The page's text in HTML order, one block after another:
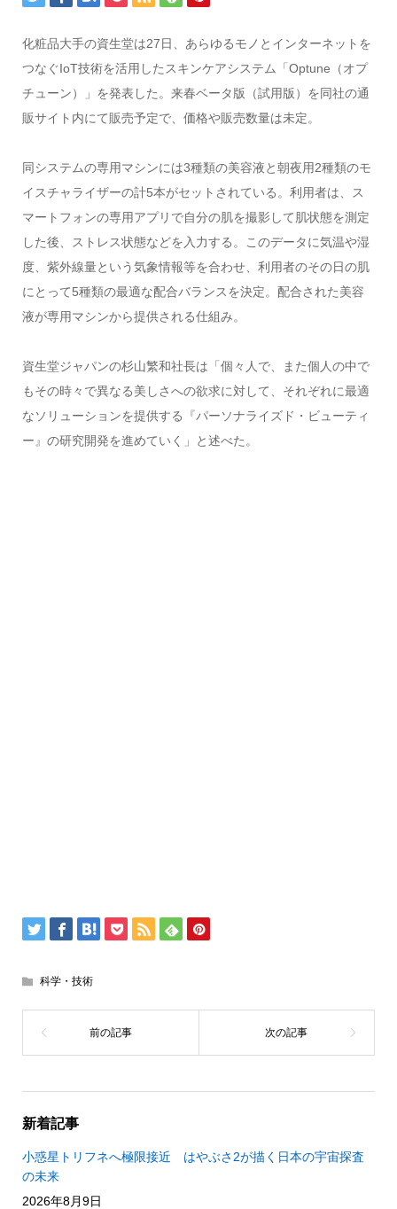
化粧品大手の資生堂は27日、あらゆるモノとインターネットを
つなぐIoT技術を活用したスキンケアシステム「Optune（オプ
チューン）」を発表した。来春ベータ版（試用版）を同社の通
販サイト内にて販売予定で、価格や販売数量は未定。
同システムの専用マシンには3種類の美容液と朝夜用2種類のモ
イスチャライザーの計5本がセットされている。利用者は、ス
マートフォンの専用アプリで自分の肌を撮影して肌状態を測定
した後、ストレス状態などを入力する。このデータに気温や湿
度、紫外線量という気象情報等を合わせ、利用者のその日の肌
にとって5種類の最適な配合バランスを決定。配合された美容
液が専用マシンから提供される仕組み。
資生堂ジャパンの杉山繁和社長は「個々人で、また個人の中で
もその時々で異なる美しさへの欲求に対して、それぞれに最適
なソリューションを提供する『パーソナライズド・ビューティ
ー』の研究開発を進めていく」と述べた。
科学・技術
新着記事
小惑星トリフネへ極限接近 はやぶさ2が描く日本の宇宙探査
の未来
2026年8月9日